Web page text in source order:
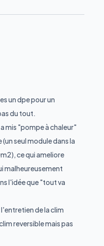
un dpe pour un
du tout.
mis "pompe à chaleur"
seul module dans la
ce qui ameliore
malheureusement
l'idée que "tout va
de la clim
reversible mais pas